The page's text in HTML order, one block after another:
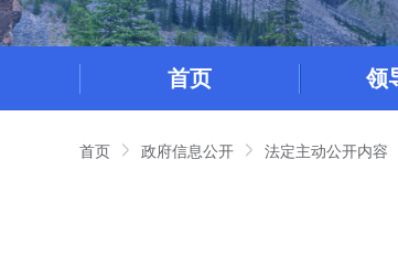
首页 领
首页 政府信息公开 法定主动公开内容